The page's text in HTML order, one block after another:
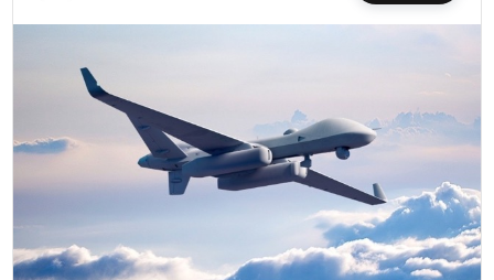
MAGAZIN
YAŞAM